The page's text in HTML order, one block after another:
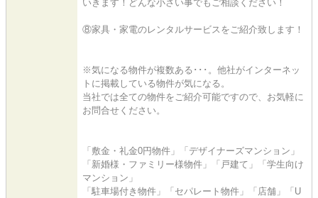
いきます！どんな小さい事でもご相談ください！
⑧家具・家電のレンタルサービスをご紹介致します！
※気になる物件が複数ある･･･。他社がインターネッ
トに掲載している物件が気になる。
当社では全ての物件をご紹介可能ですので、お気軽に
お問合せください。
「敷金・礼金0円物件」「デザイナーズマンション」
「新婚様・ファミリー様物件」「戸建て」「学生向け
マンション」
「駐車場付き物件」「セパレート物件」「店舗」「U